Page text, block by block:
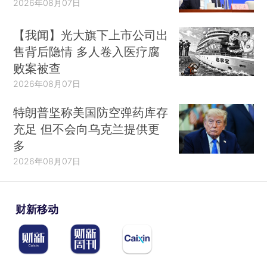
2026年08月07日
【我闻】光大旗下上市公司出
售背后隐情 多人卷入医疗腐
败案被查
2026年08月07日
特朗普坚称美国防空弹药库存
充足 但不会向乌克兰提供更
多
2026年08月07日
财新移动